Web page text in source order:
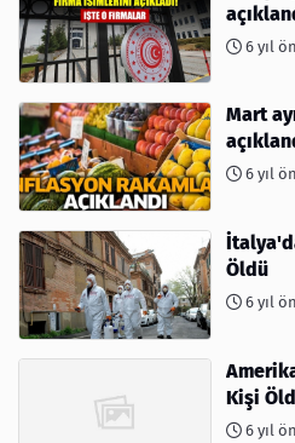
6 yıl
Mart
6 yıl
Öldü
6 yıl
Kişi
6 yıl